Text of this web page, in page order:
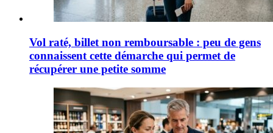
Vol raté, billet non remboursable : peu de gens
connaissent cette démarche qui permet de
récupérer une petite somme